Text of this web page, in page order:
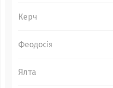
Керч
Феодосія
Ялта